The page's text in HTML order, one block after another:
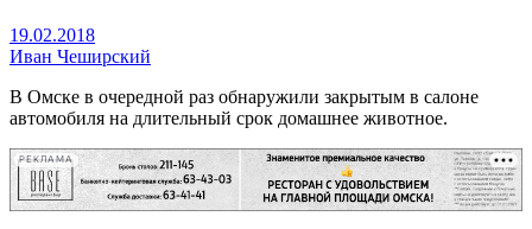
19.02.2018
Иван Чеширский
В Омске в очередной раз обнаружили закрытым в салоне
автомобиля на длительный срок домашнее животное.
РЕКЛАМА